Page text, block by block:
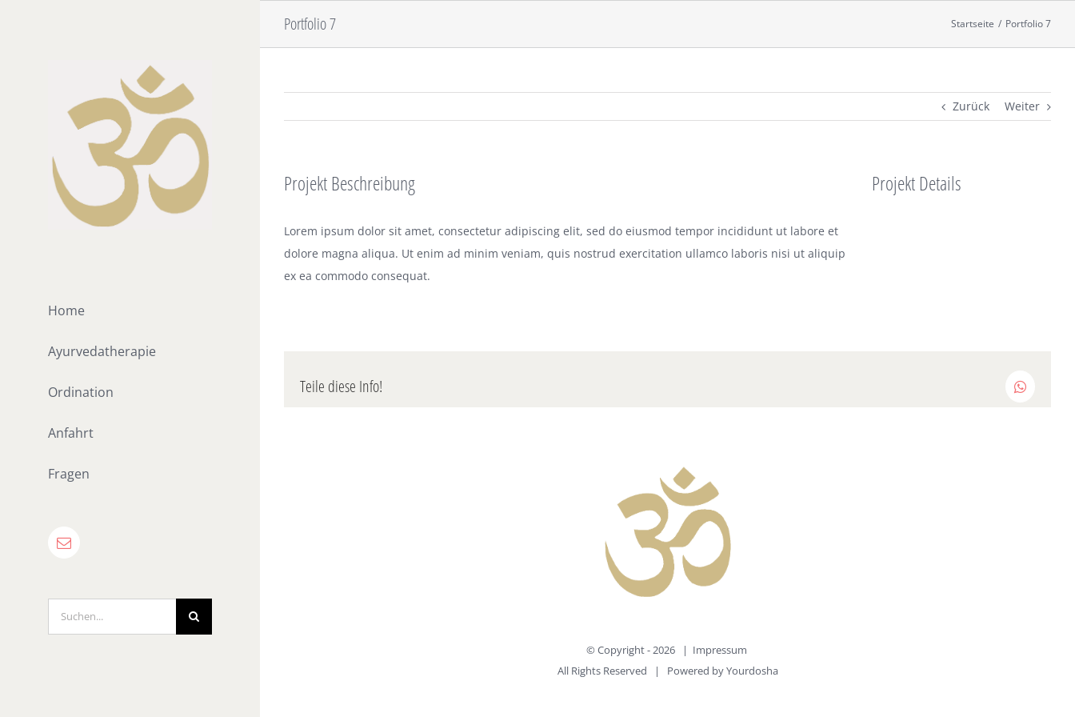
Home
Ayurvedatherapie
Ordination
Anfahrt
Fragen
E-
Suche
nach:
Portfolio 7 Startseite / Portfolio 7
Zurück Weiter
Projekt Beschreibung
Lorem ipsum dolor sit amet, consectetur adipiscing elit, sed do eiusmod tempor incididunt ut labore et
dolore magna aliqua. Ut enim ad minim veniam, quis nostrud exercitation ullamco laboris nisi ut aliquip
ex ea commodo consequat.
Projekt Details
Teile diese Info!
© Copyright - 2026 | Impressum
All Rights Reserved | Powered byYourdosha